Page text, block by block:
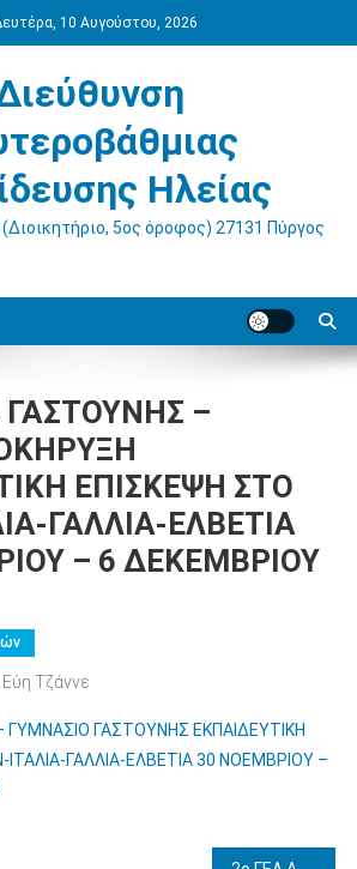
10 Αυγούστου, 2026
Ηλείας
5ος όροφος) 27131 Πύργος
–
ΕΠΙΣΚΕΨΗ ΣΤΟ
ΓΑΛΛΙΑ-ΕΛΒΕΤΙΑ
– 6 ΔΕΚΕΜΒΡΙΟΥ
Εύη Τζάννε
ΓΑΣΤΟΥΝΗΣ ΕΚΠΑΙΔΕΥΤΙΚΗ
ΙΤΑΛΙΑ-ΓΑΛΛΙΑ-ΕΛΒΕΤΙΑ 30 ΝΟΕΜΒΡΙΟΥ –